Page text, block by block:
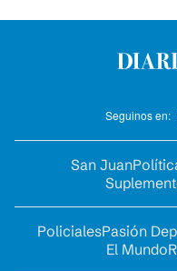
Seguinos en:
San Juan
PolicialesPasión
El Mundo